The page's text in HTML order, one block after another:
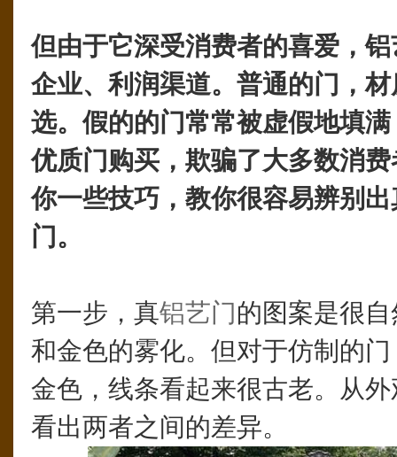
但由于它深受消费者的喜爱，
企业、利润渠道。普通的门，
选。假的的门常常被虚假地填
优质门购买，欺骗了大多数消
你一些技巧，教你很容易辨别
门。
第一步，真铝艺门的图案是很
和金色的雾化。但对于仿制的
金色，线条看起来很古老。从
看出两者之间的差异。